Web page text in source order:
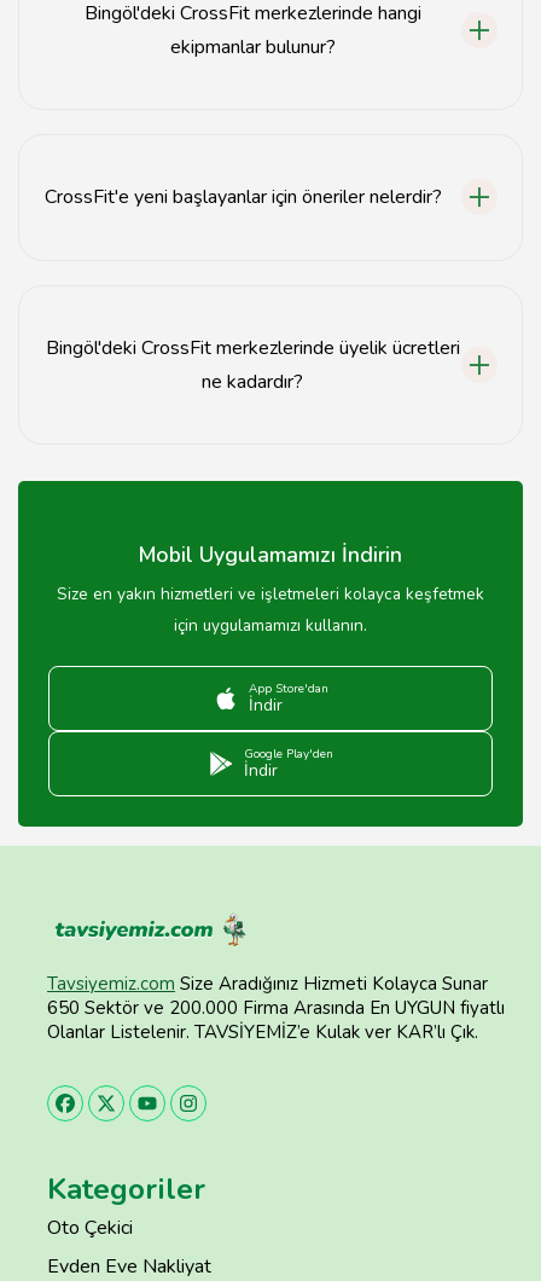
Bingöl'deki CrossFit merkezlerinde hangi
ekipmanlar bulunur?
CrossFit'e yeni başlayanlar için öneriler nelerdir?
Bingöl'deki CrossFit merkezlerinde üyelik ücretleri
ne kadardır?
göstermektedir. Genellikle aylık, üç aylık veya yıllık
Mobil Uygulamamızı İndirin
Size en yakın hizmetleri ve işletmeleri kolayca keşfetmek
için uygulamamızı kullanın.
App Store'dan
İndir
Google Play'den
İndir
Tavsiyemiz.com Size Aradığınız Hizmeti Kolayca Sunar
650 Sektör ve 200.000 Firma Arasında En UYGUN fiyatlı
Olanlar Listelenir. TAVSİYEMİZ’e Kulak ver KAR’lı Çık.
Kategoriler
Oto Çekici
Evden Eve Nakliyat